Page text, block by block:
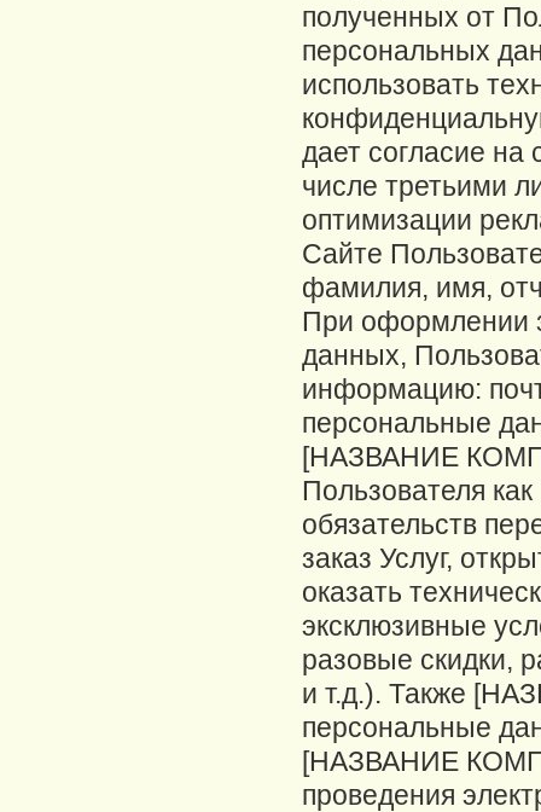
полученных от
персональных
использовать
дает согласие на
числе третьими
оптимизации
Сайте
фамилия, имя,
При оформлении
данных,
информацию:
персональные
[НАЗВАНИЕ
Пользователя
обязательств
заказ Услуг,
оказать
эксклюзивные
разовые скидки,
и т.д.). Также
персональные
[НАЗВАНИЕ
проведения